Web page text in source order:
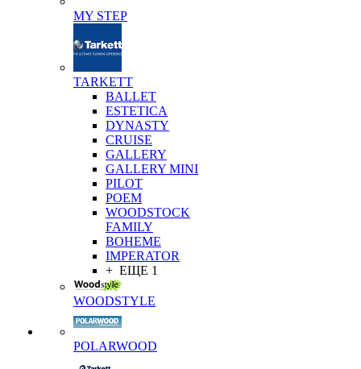
MY STEP
TARKETT
BALLET
ESTETICA
DYNASTY
CRUISE
GALLERY
GALLERY MINI
PILOT
POEM
WOODSTOCK
FAMILY
BOHEME
IMPERATOR
+ ЕЩЕ 1
WOODSTYLE
POLARWOOD